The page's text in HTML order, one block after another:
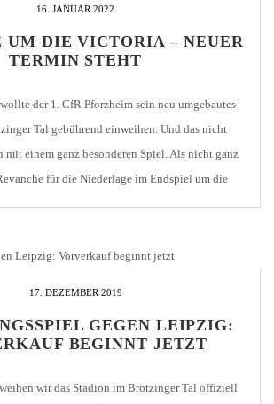
16. JANUAR 2022
UM DIE VICTORIA – NEUER
TERMIN STEHT
der 1. CfR Pforzheim sein neu umgebautes
Tal gebührend einweihen. Und das nicht
mit einem ganz besonderen Spiel. Als nicht ganz
für die Niederlage im Endspiel um die
17. DEZEMBER 2019
GEGEN LEIPZIG:
BEGINNT JETZT
wir das Stadion im Brötzinger Tal offiziell